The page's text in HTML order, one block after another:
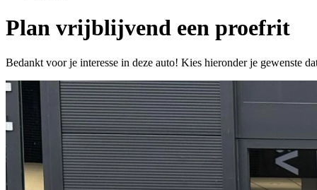
Plan vrijblijvend een proefrit
Bedankt voor je interesse in deze auto! Kies hieronder je gewenste